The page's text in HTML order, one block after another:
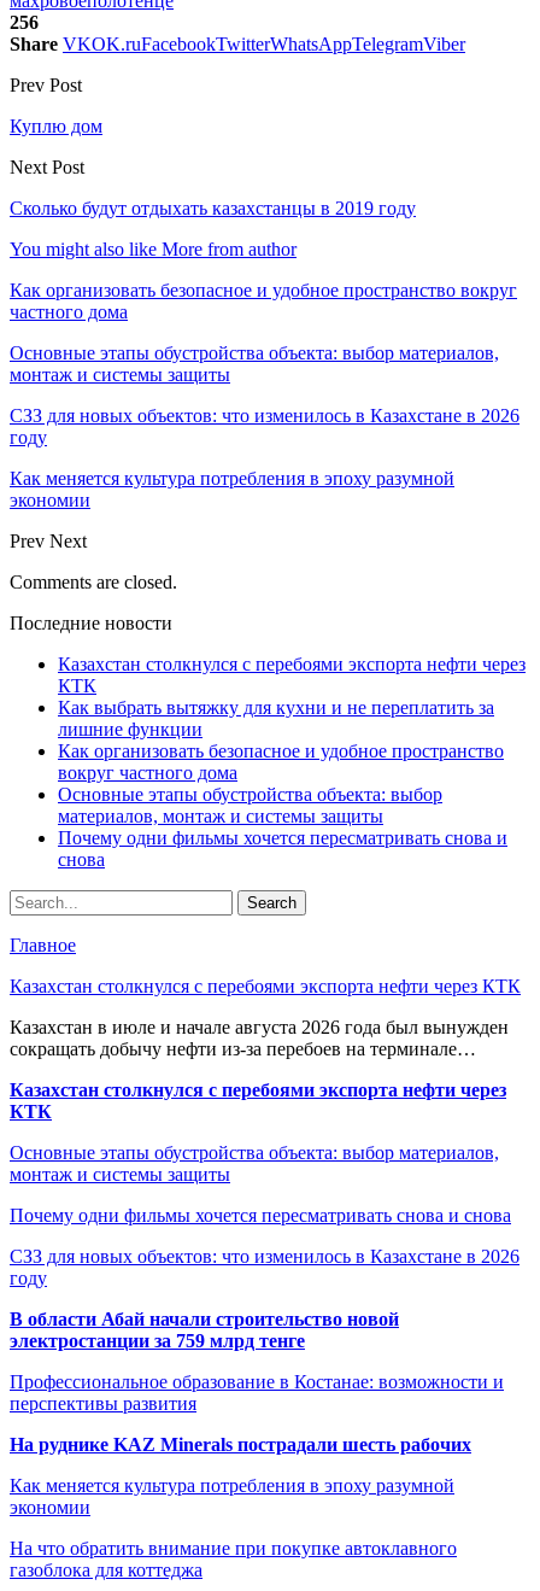
256
Share VKOK.ruFacebookTwitterWhatsAppTelegramViber
Prev Post
Куплю дом
Next Post
Сколько будут отдыхать казахстанцы в 2019 году
You might also like More from author
Как организовать безопасное и удобное пространство вокруг
частного дома
Основные этапы обустройства объекта: выбор материалов,
монтаж и системы защиты
СЗЗ для новых объектов: что изменилось в Казахстане в 2026
году
Как меняется культура потребления в эпоху разумной
экономии
Prev Next
Comments are closed.
Последние новости
Казахстан столкнулся с перебоями экспорта нефти через
КТК
Как выбрать вытяжку для кухни и не переплатить за
лишние функции
Как организовать безопасное и удобное пространство
вокруг частного дома
Основные этапы обустройства объекта: выбор
материалов, монтаж и системы защиты
Почему одни фильмы хочется пересматривать снова и
снова
Главное
Казахстан столкнулся с перебоями экспорта нефти через КТК
Казахстан в июле и начале августа 2026 года был вынужден
сокращать добычу нефти из-за перебоев на терминале…
Казахстан столкнулся с перебоями экспорта нефти через
КТК
Основные этапы обустройства объекта: выбор материалов,
монтаж и системы защиты
Почему одни фильмы хочется пересматривать снова и снова
СЗЗ для новых объектов: что изменилось в Казахстане в 2026
году
В области Абай начали строительство новой
электростанции за 759 млрд тенге
Профессиональное образование в Костанае: возможности и
перспективы развития
На руднике KAZ Minerals пострадали шесть рабочих
Как меняется культура потребления в эпоху разумной
экономии
На что обратить внимание при покупке автоклавного
газоблока для коттеджа